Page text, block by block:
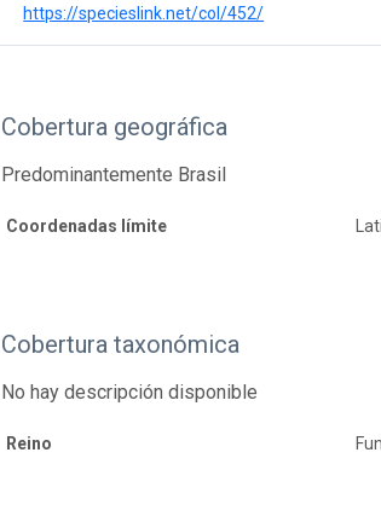
https://specieslink.net/col/452/
Cobertura geográfica
Predominantemente Brasil
Coordenadas límite
Cobertura taxonómica
No hay descripción disponible
Reino